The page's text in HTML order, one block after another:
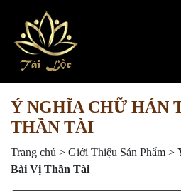
Ý NGHĨA CHỮ HÁN
THẦN TÀI
Trang chủ > Giới Thiệu Sản Phẩm >
Bài Vị Thần Tài